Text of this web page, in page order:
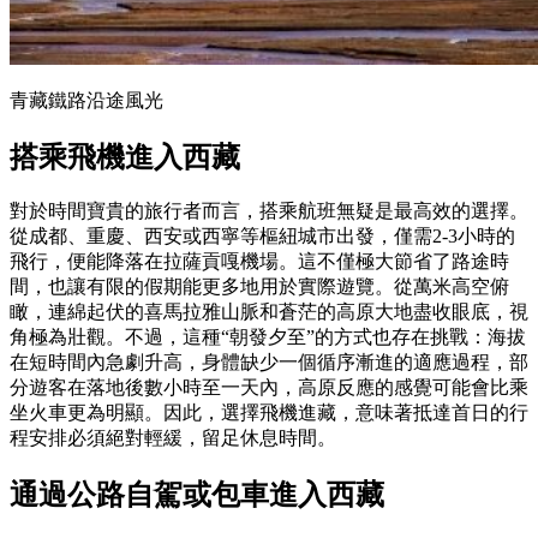
青藏鐵路沿途風光
搭乘飛機進入西藏
對於時間寶貴的旅行者而言，搭乘航班無疑是最高效的選擇。
從成都、重慶、西安或西寧等樞紐城市出發，僅需2-3小時的
飛行，便能降落在拉薩貢嘎機場。這不僅極大節省了路途時
間，也讓有限的假期能更多地用於實際遊覽。從萬米高空俯
瞰，連綿起伏的喜馬拉雅山脈和蒼茫的高原大地盡收眼底，視
角極為壯觀。不過，這種“朝發夕至”的方式也存在挑戰：海拔
在短時間內急劇升高，身體缺少一個循序漸進的適應過程，部
分遊客在落地後數小時至一天內，高原反應的感覺可能會比乘
坐火車更為明顯。因此，選擇飛機進藏，意味著抵達首日的行
程安排必須絕對輕緩，留足休息時間。
通過公路自駕或包車進入西藏